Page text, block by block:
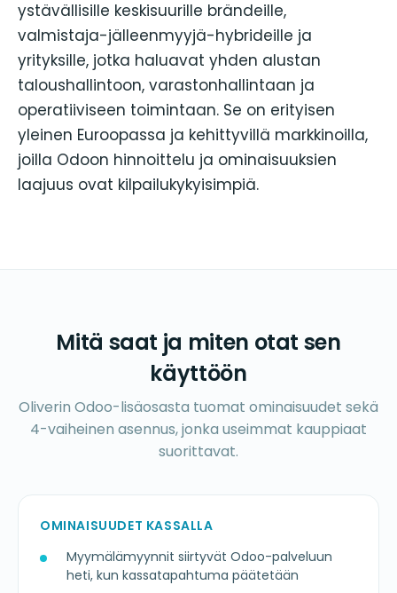
ystävällisille keskisuurille brändeille,
valmistaja-jälleenmyyjä-hybrideille ja
yrityksille, jotka haluavat yhden alustan
taloushallintoon, varastonhallintaan ja
operatiiviseen toimintaan. Se on erityisen
yleinen Euroopassa ja kehittyvillä markkinoilla,
joilla Odoon hinnoittelu ja ominaisuuksien
laajuus ovat kilpailukykyisimpiä.
Mitä saat ja miten otat sen
käyttöön
Oliverin Odoo-lisäosasta tuomat ominaisuudet sekä
4-vaiheinen asennus, jonka useimmat kauppiaat
suorittavat.
OMINAISUUDET KASSALLA
Myymälämyynnit siirtyvät Odoo-palveluun
heti, kun kassatapahtuma päätetään